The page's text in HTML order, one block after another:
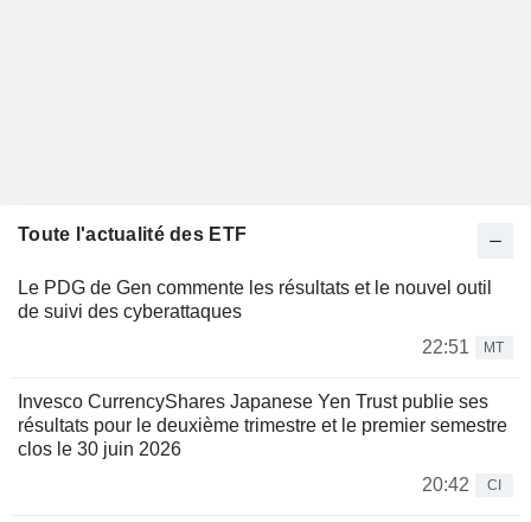
Toute l'actualité des ETF
Le PDG de Gen commente les résultats et le nouvel outil
de suivi des cyberattaques
22:51
MT
Invesco CurrencyShares Japanese Yen Trust publie ses
résultats pour le deuxième trimestre et le premier semestre
clos le 30 juin 2026
20:42
CI